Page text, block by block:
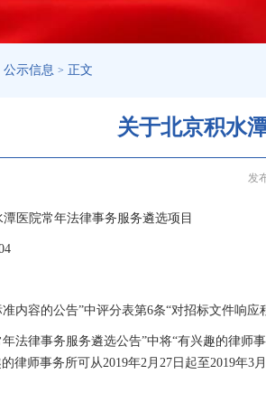
公示信息 > 正文
关于北京积水
发
医院常年法律事务服务遴选项目
内容的公告”中评分表第6条“对招标文件响
法律事务服务遴选公告”中将“有兴趣的律师
律师事务所可从2019年2月27日起至2019年